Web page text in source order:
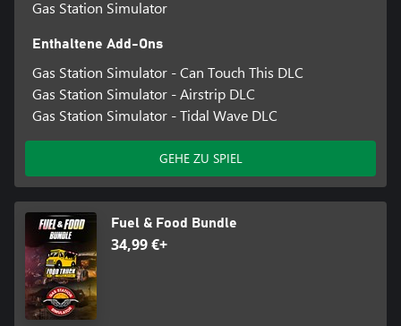
Gas Station Simulator
Enthaltene Add-Ons
Gas Station Simulator - Can Touch This DLC
Gas Station Simulator - Airstrip DLC
Gas Station Simulator - Tidal Wave DLC
GEHE ZU SPIEL
Fuel & Food Bundle
34,99 €+